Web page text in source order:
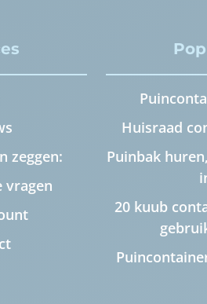
zeggen:
vragen
Huisraad
Puinbak
20 kuub